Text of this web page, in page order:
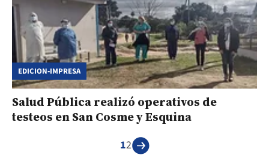
EDICION-IMPRESA
Salud Pública realizó operativos de
testeos en San Cosme y Esquina
12